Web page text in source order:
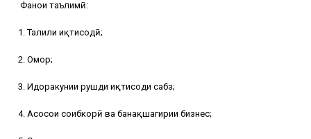
Фанҳои таълимӣ:
1. Таҳлили иқтисодӣ;
2. Омор;
3. Идоракунии рушди иқтисоди сабз;
4. Асосҳои соҳибкорӣ ва банақшагирии бизнес;